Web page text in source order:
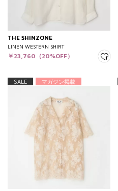
THE SHINZONE
LINEN WESTERN SHIRT
￥23,760（20%OFF）
SALE マガジン掲載